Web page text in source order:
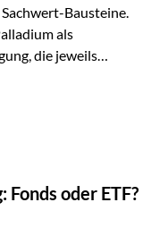
Bausteine.
als
die jeweils
sondern auf
eingebettet in eine
Die
Strukturprinzip Die
einer dreistufigen
oder ETF?